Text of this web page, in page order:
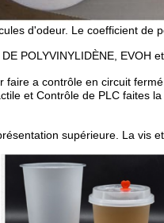
d'odeur. Le coefficient de
POLYVINYLIDÈNE, EVOH et
faire a contrôle en circuit fermé
et Contrôle de PLC faites
supérieure. La vis